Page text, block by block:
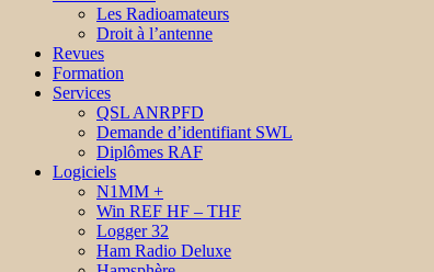
Les Radioamateurs
Droit à l’antenne
Revues
Formation
Services
QSL ANRPFD
Demande d’identifiant SWL
Diplômes RAF
Logiciels
N1MM +
Win REF HF – THF
Logger 32
Ham Radio Deluxe